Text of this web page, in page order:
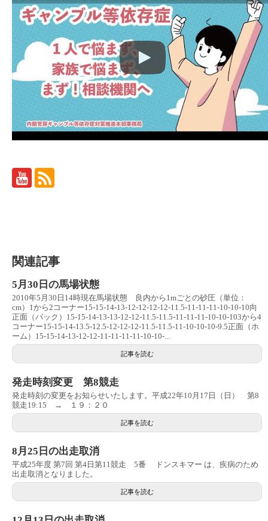
関連記事
5月30日の馬場状態
2010年5月30日14時現在馬場状態 良内から1mごとの砂圧（単位：
cm）1から2コーナー15-15-14-13-12-12-12-12-11.5-11-11-11-10-10-10向
正面（バック）15-15-14-13-13-12-12-11.5-11.5-11-11-11-10-10-103から4
コーナー15-15-14-13.5-12.5-12-12-12-11.5-11.5-11-10-10-10-9.5正面（ホ
ーム）15-15-14-13-12-12-11-11-11-11-10-10-...
記事を読む
発走時刻変更 第8競走
発走時刻の変更をお知らせいたします。平成22年10月17日（日） 第8
競走19:15 → １９：２０
記事を読む
8月25日の出走取消
平成25年度 第7回 第4日第11競走 5番 ドンスキマー は、疾病のため
出走取消となりました。
記事を読む